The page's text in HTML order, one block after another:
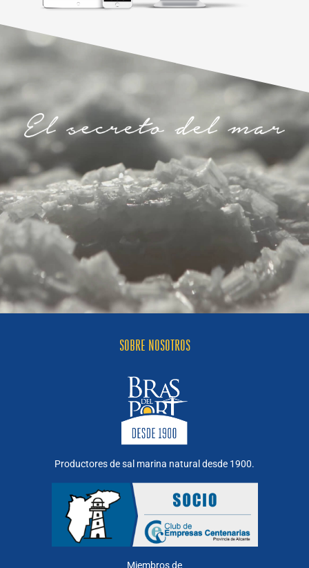
SOBRE NOSOTROS
Productores de sal marina natural desde 1900.
Miembros de